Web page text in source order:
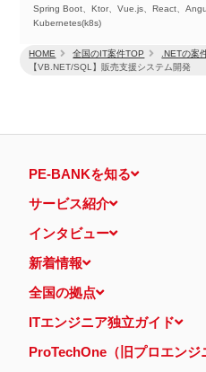
HOME 全国のIT案件TOP .NETの案
【VB.NET/SQL】販売支援システム開発
Spring Boot、Ktor、Vue.js、React、
Kubernetes(k8s)
PE-BANKを知る
サービス紹介
インタビュー
新着情報
全国の拠点
ITエンジニア独立ガイド
ProTechOne（旧プロエンジ